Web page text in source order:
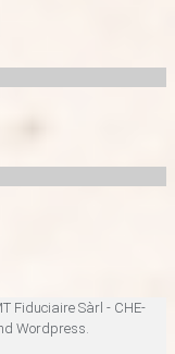
Fiduciaire Sàrl - CHE-
Wordpress.